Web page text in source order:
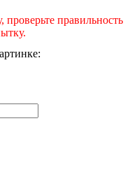
правильность